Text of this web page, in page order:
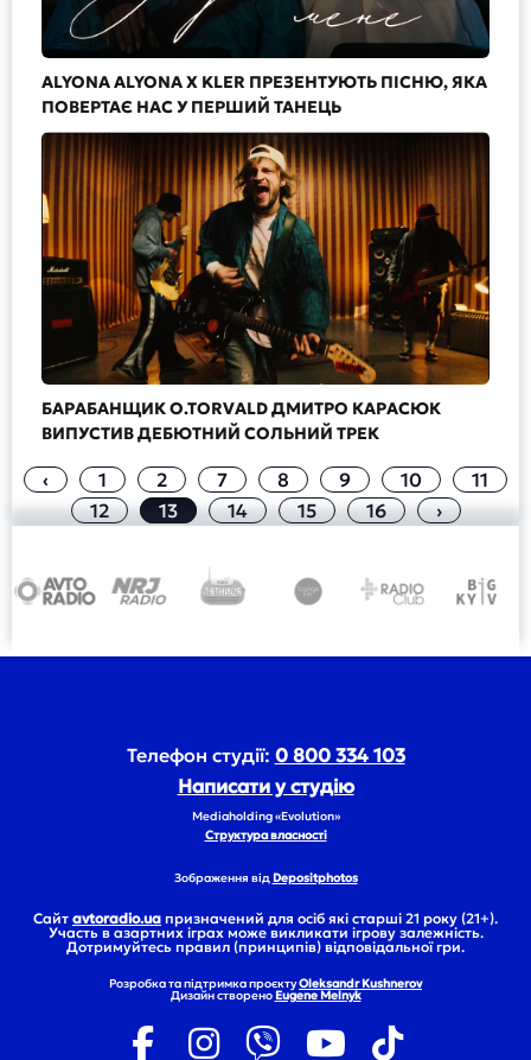
ALYONA ALYONA X KLER ПРЕЗЕНТУЮТЬ ПІСНЮ, ЯКА
ПОВЕРТАЄ НАС У ПЕРШИЙ ТАНЕЦЬ
БАРАБАНЩИК O.TORVALD ДМИТРО КАРАСЮК
ВИПУСТИВ ДЕБЮТНИЙ СОЛЬНИЙ ТРЕК
‹ 1 2 7 8 9 10
11
12
13 14 15 16 ›
Телефон студії: 0 800 334 103
Написати у студію
Mediaholding «Evolution»
Структура власності
Зображення відDepositphotos
Сайт avtoradio.ua призначений для осіб які старші 21 року (21+).
Участь в азартних іграх може викликати ігрову залежність.
Дотримуйтесь правил (принципів) відповідальної гри.
Розробка та підтримка проєктуOleksandr Kushnerov
Дизайн створеноEugene Melnyk